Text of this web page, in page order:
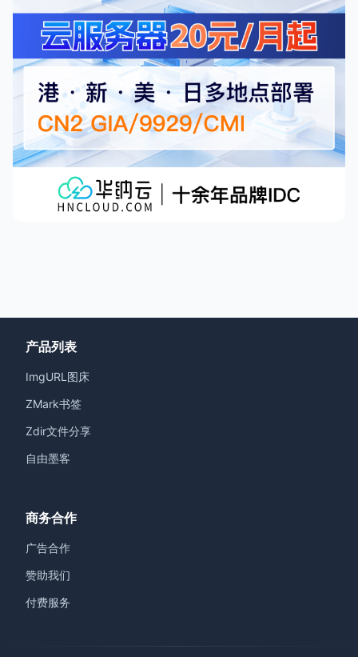
产品列表
ImgURL图床
ZMark书签
Zdir文件分享
自由墨客
商务合作
广告合作
赞助我们
付费服务